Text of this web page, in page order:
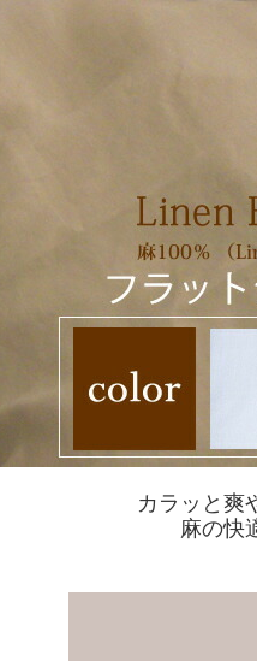
カラッと爽
麻の快